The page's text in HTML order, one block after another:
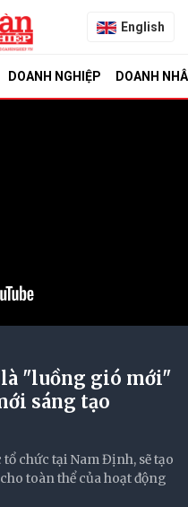
English
DOANH NGHIỆP DOANH
"luồng gió mới"
sáng tạo
chức tại Nam Định, sẽ tạo
toàn thể của hoạt động